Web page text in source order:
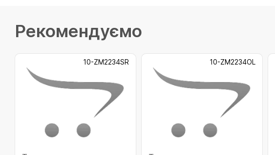
Рекомендуємо
10-ZM2234SR 10-ZM2234OL